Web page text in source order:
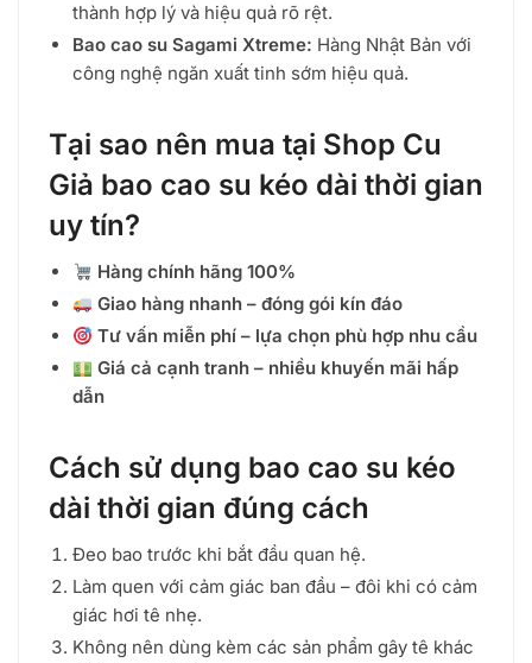
thành hợp lý và hiệu quả rõ rệt.
Bao cao su Sagami Xtreme: Hàng Nhật Bản với
công nghệ ngăn xuất tinh sớm hiệu quả.
Tại sao nên mua tại Shop Cu
Giả bao cao su kéo dài thời gian
uy tín?
Hàng chính hãng 100%
Giao hàng nhanh – đóng gói kín đáo
Tư vấn miễn phí – lựa chọn phù hợp nhu cầu
Giá cả cạnh tranh – nhiều khuyến mãi hấp
dẫn
Cách sử dụng bao cao su kéo
dài thời gian đúng cách
Đeo bao trước khi bắt đầu quan hệ.
Làm quen với cảm giác ban đầu – đôi khi có cảm
giác hơi tê nhẹ.
Không nên dùng kèm các sản phẩm gây tê khác